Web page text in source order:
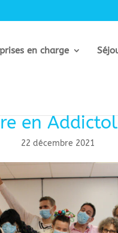
en charge
en
22 décembre 2021